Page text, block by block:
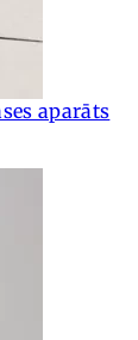
aparāts